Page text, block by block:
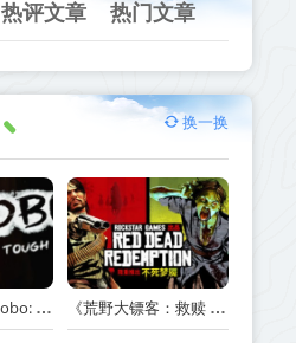
热评文章 热门文章
换一换
《乞丐模拟器 Hobo: Tough Life》v1.20.010-赠原声带+解锁全人物满级通关存档+多项修改器【单机+联机】丨中文版网盘下载 《荒野大镖客：救赎 Red Dead Redemption》v1.0.42.46611-送修改器丨中文版网盘下载